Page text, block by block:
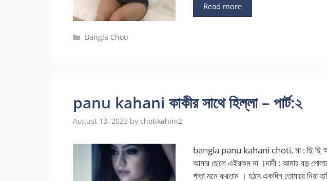
Read more
Categories
Bangla Choti
panu kahani কাকীর সাথে হিল্লা – পার্ট:২
August 13, 2023 by chotikahini2
bangla panu kahani choti. মা : ছি ছি
আমার ছেলে এইরকম না ।দাদী : আমার বড়
পাতা মনে করতাম । হঠাৎ একদিন তোমারে নিয়া